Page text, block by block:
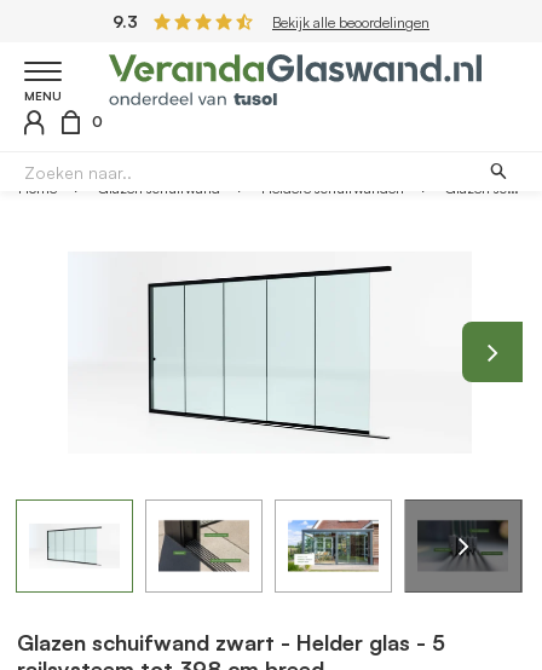
9.3 Bekijk alle beoordelingen
MENU
0
Home Glazen schuifwand Heldere schuifwanden Glazen schuifwand zwart - Helder glas - 5 railsysteem tot 398 cm breed
Glazen schuifwand zwart - Helder glas - 5